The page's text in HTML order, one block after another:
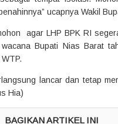
ucapnya Wakil
agar LHP BPK RI
Bupati Nias Barat
lancar dan tetap
Hia)